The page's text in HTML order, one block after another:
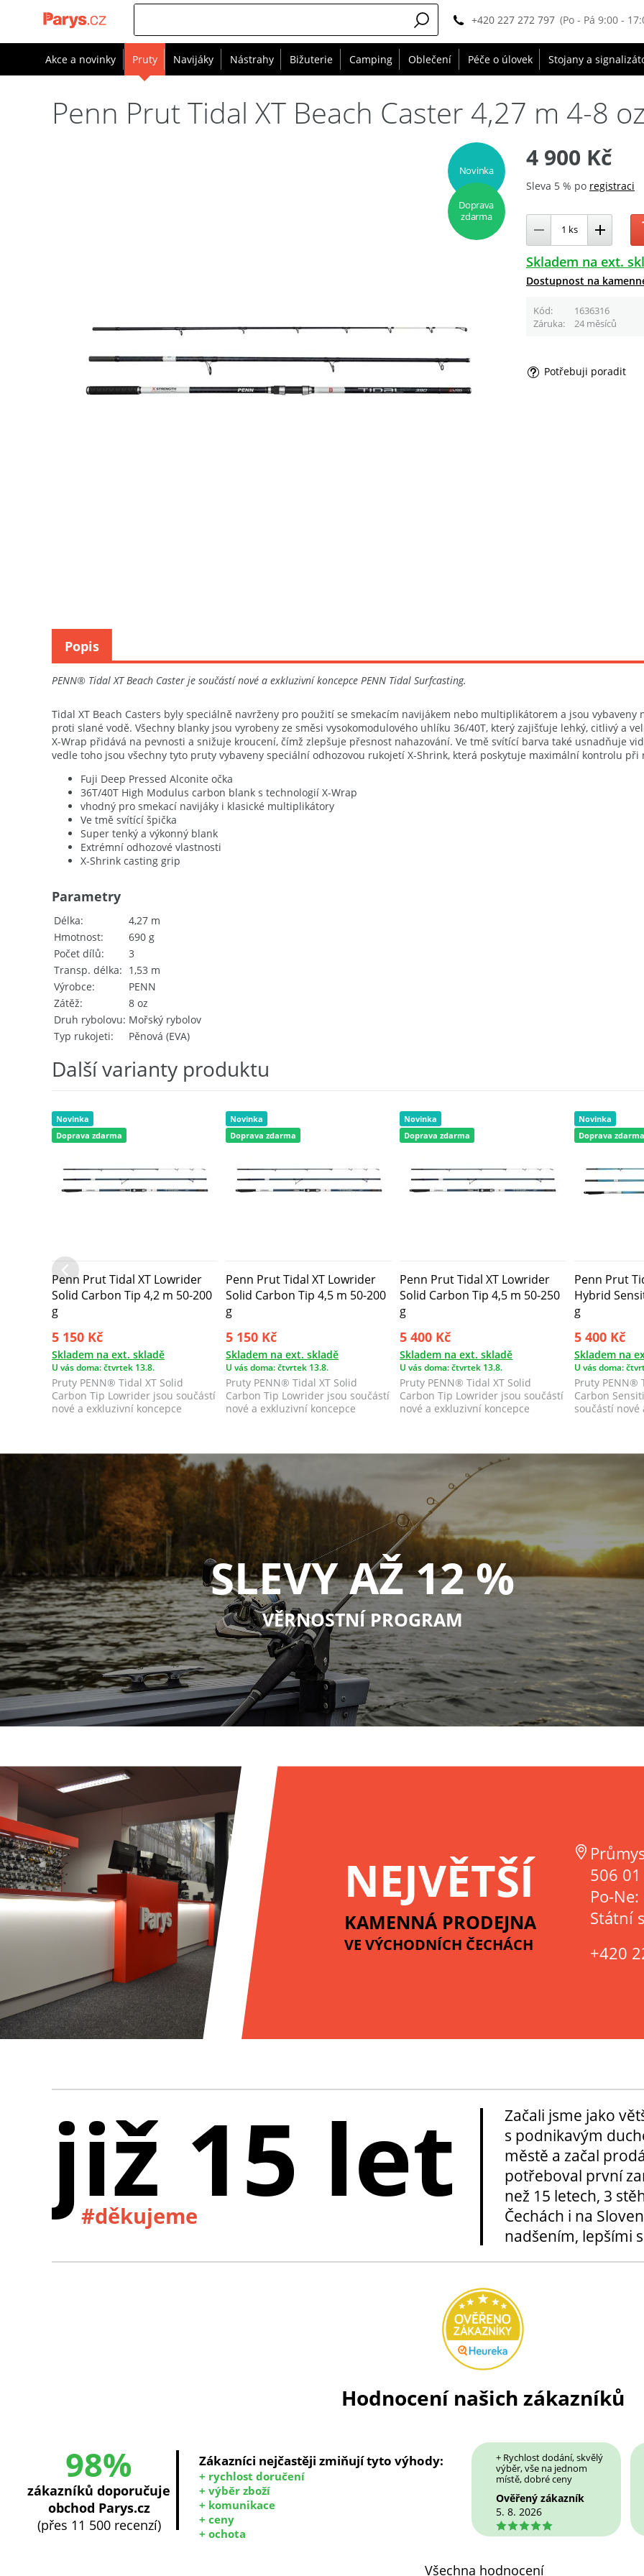
+420 227 272 797 (Po - Pá 9:00 -
Akce a novinky Pruty Navijáky Nástrahy Bižuterie Camping Oblečení Péče o úlovek Stojany a
Penn Prut Tidal XT Beach Caster 4,27 m 4-8 oz
Novinka
Doprava
zdarma
4 900 Kč
Sleva 5 % po registraci
Skladem na ext.
Dostupnost na
Kód 1636316
Záruka
24 měsíců
Potřebuji poradit
PENN® Tidal XT Beach Caster je součástí nové a exkluzivní koncepce PENN Tidal Surfcasting.
Tidal XT Beach Casters byly speciálně navrženy pro použití se smekacím navijákem nebo multiplikátorem a jsou
proti slané vodě. Všechny blanky jsou vyrobeny ze směsi vysokomodulového uhlíku 36/40T, který zajišťuje lehký, citlivý a
X-Wrap přidává na pevnosti a snižuje kroucení, čímž zlepšuje přesnost nahazování. Ve tmě svítící barva také usnadňuje
vedle toho jsou všechny tyto pruty vybaveny speciální odhozovou rukojetí X-Shrink, která poskytuje maximální kontrolu při
Fuji Deep Pressed Alconite očka
36T/40T High Modulus carbon blank s technologií X-Wrap
vhodný pro smekací navijáky i klasické multiplikátory
Ve tmě svítící špička
Super tenký a výkonný blank
Extrémní odhozové vlastnosti
X-Shrink casting grip
Délka
4,27 m
Hmotnost
690 g
Počet dílů
3
Transp. délka
1,53 m
Výrobce
PENN
Zátěž
8 oz
Druh rybolovu Mořský rybolov
Typ rukojeti
Pěnová (EVA)
Parametry
Popis
Další varianty produktu
Novinka
Doprava zdarma
Penn Prut Tidal XT Lowrider
Solid Carbon Tip 4,2 m 50-200
g
5 150 Kč
Skladem na ext. skladě
U vás doma: čtvrtek 13.8.
Pruty PENN® Tidal XT Solid
Carbon Tip Lowrider jsou součástí
nové a exkluzivní koncepce
Novinka
Doprava zdarma
Penn Prut Tidal XT Lowrider
Solid Carbon Tip 4,5 m 50-200
g
5 150 Kč
Skladem na ext. skladě
U vás doma: čtvrtek 13.8.
Pruty PENN® Tidal XT Solid
Carbon Tip Lowrider jsou součástí
nové a exkluzivní koncepce
Novinka
Doprava zdarma
Penn Prut Tidal XT Lowrider
Solid Carbon Tip 4,5 m 50-250
g
5 400 Kč
Skladem na ext. skladě
U vás doma: čtvrtek 13.8.
Pruty PENN® Tidal XT Solid
Carbon Tip Lowrider jsou součástí
nové a exkluzivní koncepce
Novinka
Doprava zdarma
Penn Prut
Hybrid
g
5 400 Kč
Skladem na
U vás doma:
Pruty PENN®
Carbon
součástí nové
SLEVY AŽ 12 %
VĚRNOSTNÍ PROGRAM
NEJVĚTŠÍ
KAMENNÁ PRODEJNA
VE VÝCHODNÍCH ČECHÁCH
506 01
Po-
Státní
+420
již 15 let
#děkujeme
Začali jsme jako
s podnikavým
městě a začal
potřeboval první
než 15 letech, 3
Čechách i na
nadšením, lepšími
Hodnocení našich zákazníků
98%
zákazníků doporučuje
obchod Parys.cz
(přes 11 500 recenzí)
Zákazníci nejčastěji zmiňují tyto výhody:
+ rychlost doručení
+ výběr zboží
+ komunikace
+ ceny
+ ochota
+ Rychlost dodání, skvělý
výběr, vše na jednom
místě, dobré ceny
Ověřený zákazník
5. 8. 2026
5
Všechna hodnocení